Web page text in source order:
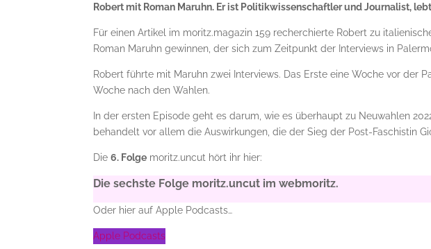
Robert mit Roman Maruhn. Er ist Politikwissenschaftler und Journalist,
Für einen Artikel im moritz.magazin 159 recherchierte Robert zu
Roman Maruhn gewinnen, der sich zum Zeitpunkt der Interviews in
Robert führte mit Maruhn zwei Interviews. Das Erste eine Woche vor der
Woche nach den Wahlen.
In der ersten Episode geht es darum, wie es überhaupt zu Neuwahlen
behandelt vor allem die Auswirkungen, die der Sieg der Post-Faschistin
Die6. Folge moritz.uncut hört ihr hier:
Die sechste Folge moritz.uncut im webmoritz.
Oder hier auf Apple Podcasts…
Apple Podcasts